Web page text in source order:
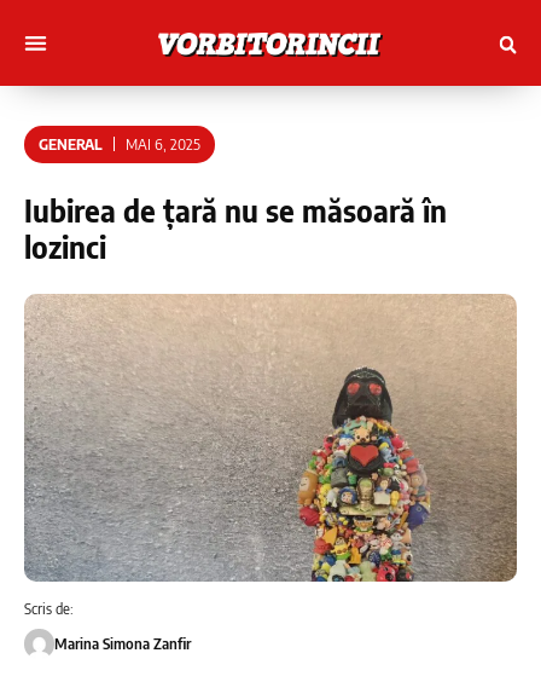
GENERAL MAI 6, 2025
Iubirea de țară nu se măsoară în
lozinci
Scris de:
Marina Simona Zanfir